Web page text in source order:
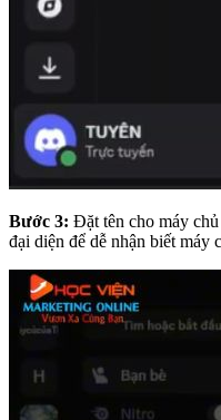
Bước 3: Đặt tên cho máy
đại diện để dễ nhận biết máy